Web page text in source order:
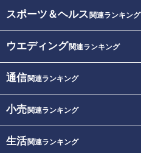
スポーツ＆ヘルス 関連ランキング
ウエディング関連ランキング
通信関連ランキング
小売関連ランキング
生活関連ランキング